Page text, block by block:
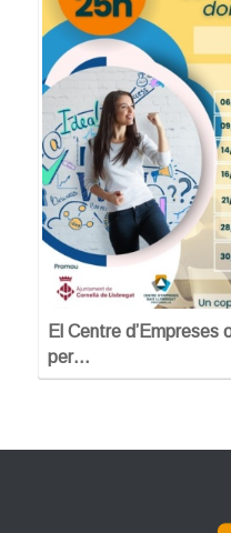
El Centre
per…